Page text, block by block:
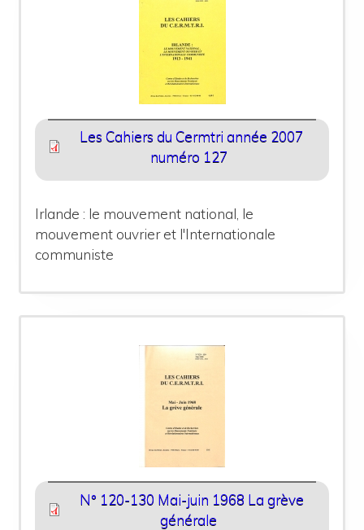
Les Cahiers du Cermtri année 2007
numéro 127
Irlande : le mouvement national, le
mouvement ouvrier et l'Internationale
communiste
N° 120-130 Mai-juin 1968 La grève
générale